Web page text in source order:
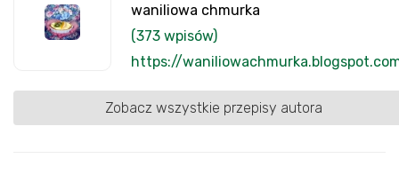
waniliowa chmurka
(373 wpisów)
https://
Zobacz wszystkie przepisy autora